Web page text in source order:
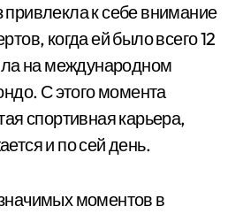
к себе внимание
когда ей было всего 12
на международном
С этого момента
спортивная карьера,
и по сей день.
моментов в